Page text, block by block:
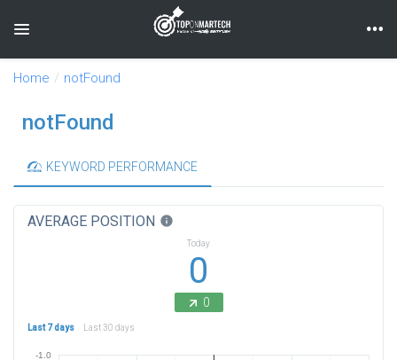
Toggle navigation
Home notFound
notFound
KEYWORD PERFORMANCE
AVERAGE POSITION info
Today
0
0
Last 7 days Last 30 days
-1.0